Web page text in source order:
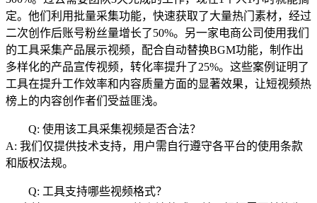
定。他们利用批量采集功能，快速获取了大量热门素材，经过
二次创作后账号粉丝量增长了50%。另一家电商公司使用我们
的工具采集产品展示视频，配合自动替换BGM功能，制作出
多样化的产品宣传视频，转化率提升了25%。这些案例证明了
工具在提升工作效率和内容质量方面的显著效果，让短视频热
榜上的内容创作者们受益匪浅。
Q: 使用该工具采集视频是否合法？
A: 我们仅提供技术支持，用户需自行遵守各平台的使用条款
和版权法规。
Q: 工具支持哪些视频格式？